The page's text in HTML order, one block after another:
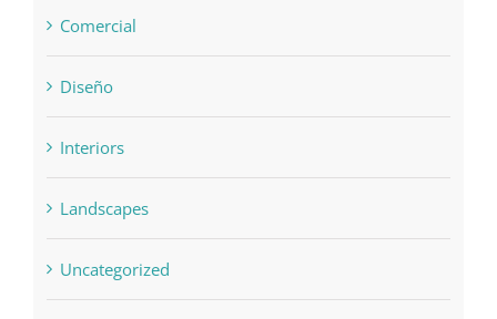
Comercial
Diseño
Interiors
Landscapes
Uncategorized